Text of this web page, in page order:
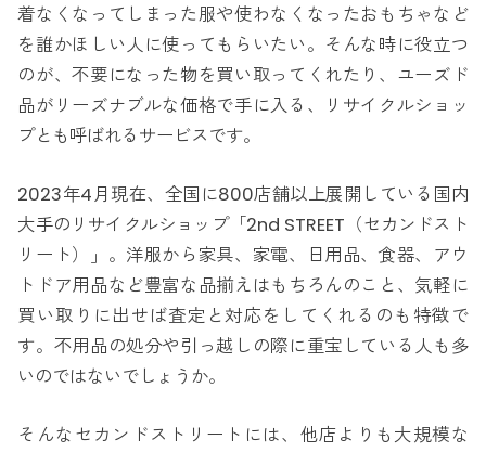
着なくなってしまった服や使わなくなったおもちゃなど
を誰かほしい人に使ってもらいたい。そんな時に役立つ
のが、不要になった物を買い取ってくれたり、ユーズド
品がリーズナブルな価格で手に入る、リサイクルショッ
プとも呼ばれるサービスです。
2023年4月現在、全国に800店舗以上展開している国内
大手のリサイクルショップ「2nd STREET（セカンドスト
リート）」。洋服から家具、家電、日用品、食器、アウ
トドア用品など豊富な品揃えはもちろんのこと、気軽に
買い取りに出せば査定と対応をしてくれるのも特徴で
す。不用品の処分や引っ越しの際に重宝している人も多
いのではないでしょうか。
そんなセカンドストリートには、他店よりも大規模な